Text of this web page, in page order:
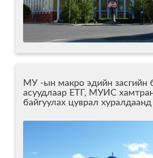
МУ -ын макро эдийн засгийн
асуудлаар ЕТГ, МУИС
байгуулах цуврал